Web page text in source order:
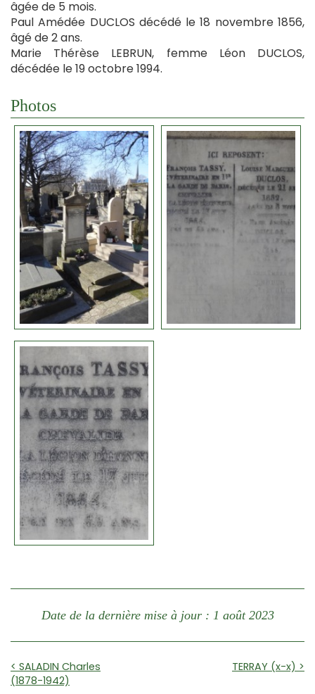
âgée de 5 mois.
Paul Amédée DUCLOS décédé le 18 novembre 1856,
âgé de 2 ans.
Marie Thérèse LEBRUN, femme Léon DUCLOS,
décédée le 19 octobre 1994.
Photos
Date de la dernière mise à jour : 1 août 2023
< SALADIN Charles
(1878-1942)
TERRAY (x-x) >